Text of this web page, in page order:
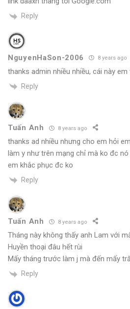
Reply
NguyenHaSon-2006 8 years ago
thanks admin nhiều nhiều, cái này
Reply
Tuấn Anh 8 years ago
thanks ad nhiều nhưng cho em hỏi
làm y như trên mạng chỉ mà ko đc
em khắc phục đc ko
Reply
Tuấn Anh 8 years ago
Tháng này không thấy anh Lam với
Huyền thoại đâu hết rùi
Mấy tháng trước làm j mà đến mấy
Reply